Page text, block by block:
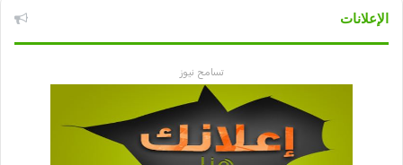
الإعلانات
تسامح نيوز